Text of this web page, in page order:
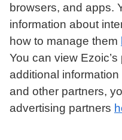
browsers, and apps.
information about
how to manage them
You can view
additional
and other partners,
advertising partners